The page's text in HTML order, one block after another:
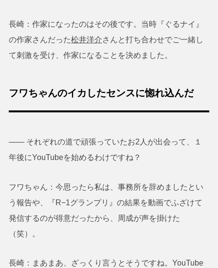
長崎：作家になったのはその後です。当時『ぐるナイ』
の作家さんだった松井洋介さんと打ち合わせでご一緒し
て刺激を受け、作家になることを決めました。
フワちゃんのイカしたセンスに惚れ込んだ
―― それぞれの道で頑張っていたお2人が出会って、１
年後にYouTubeを始めるわけですね？
フワちゃん：今思ったら私は、事務所を辞めましたとい
う報告や、『R−1グランプリ』の結果を動画でふざけて
発信するのが得意だったから、周成が声を掛けた
（笑）。
長崎：まあまあ、ざっくり言うとそうですね。YouTube